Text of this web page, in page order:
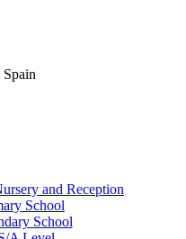
and Reception
School
School